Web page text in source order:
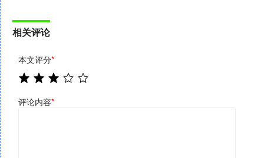
相关评论
本文评分*
评论内容*